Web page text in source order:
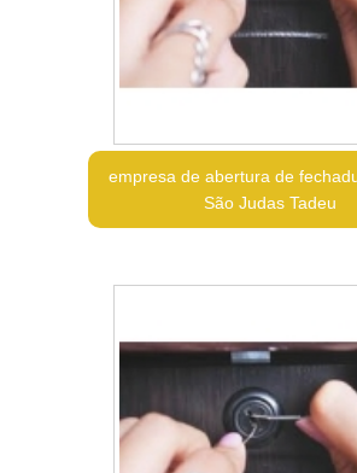
empresa de abertura de
São Judas Tadeu